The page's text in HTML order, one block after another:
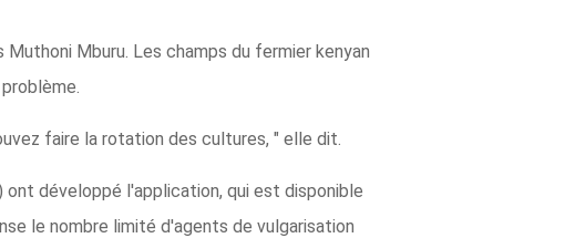
Mburu. Les champs du fermier kenyan
faire la rotation des cultures, " elle dit.
ont développé l'application, qui est disponible
le nombre limité d'agents de vulgarisation